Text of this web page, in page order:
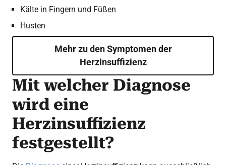
Kälte in Fingern und Füßen
Husten
Mehr zu den Symptomen der
Herzinsuffizienz
Mit welcher Diagnose
wird eine
Herzinsuffizienz
festgestellt?